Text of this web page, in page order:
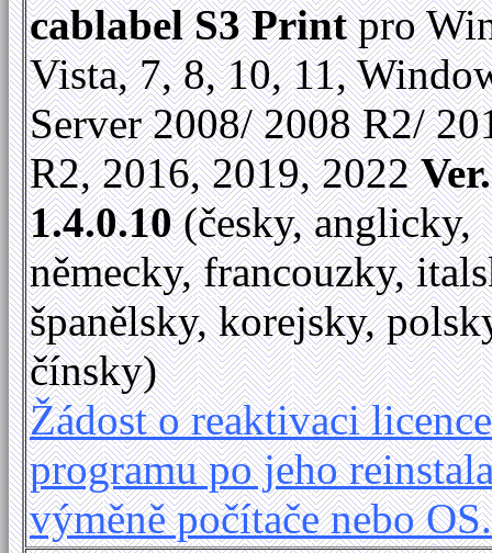
cablabel S3 Printpro
Vista, 7, 8, 10, 11,
Server 2008/ 2008 R2/
R2, 2016, 2019, 2022Ver.
1.4.0.10(česky, anglicky,
německy, francouzky,
španělsky, korejsky,
čínsky)
Žádost o reaktivaci licence
programu po jeho
výměně počítače nebo